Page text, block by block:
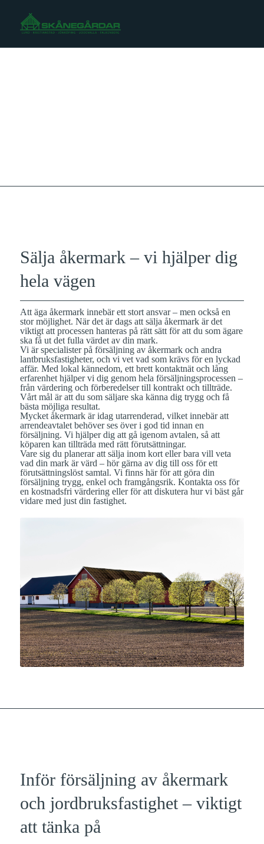
Kontakta oss Sälja fastighet
Sälja åkermark – vi hjälper dig
hela vägen
Att äga åkermark innebär ett stort ansvar – men också en
stor möjlighet. När det är dags att sälja åkermark är det
viktigt att processen hanteras på rätt sätt för att du som ägare
ska få ut det fulla värdet av din mark.
Vi är specialister på försäljning av åkermark och andra
lantbruksfastigheter, och vi vet vad som krävs för en lyckad
affär. Med lokal kännedom, ett brett kontaktnät och lång
erfarenhet hjälper vi dig genom hela försäljningsprocessen –
från värdering och förberedelser till kontrakt och tillträde.
Vårt mål är att du som säljare ska känna dig trygg och få
bästa möjliga resultat.
Mycket åkermark är idag utarrenderad, vilket innebär att
arrendeavtalet behöver ses över i god tid innan en
försäljning. Vi hjälper dig att gå igenom avtalen, så att
köparen kan tillträda med rätt förutsättningar.
Vare sig du planerar att sälja inom kort eller bara vill veta
vad din mark är värd – hör gärna av dig till oss för ett
förutsättningslöst samtal. Vi finns här för att göra din
försäljning trygg, enkel och framgångsrik. Kontakta oss för
en kostnadsfri värdering eller för att diskutera hur vi bäst går
vidare med just din fastighet.
Inför försäljning av åkermark
och jordbruksfastighet – viktigt
att tänka på